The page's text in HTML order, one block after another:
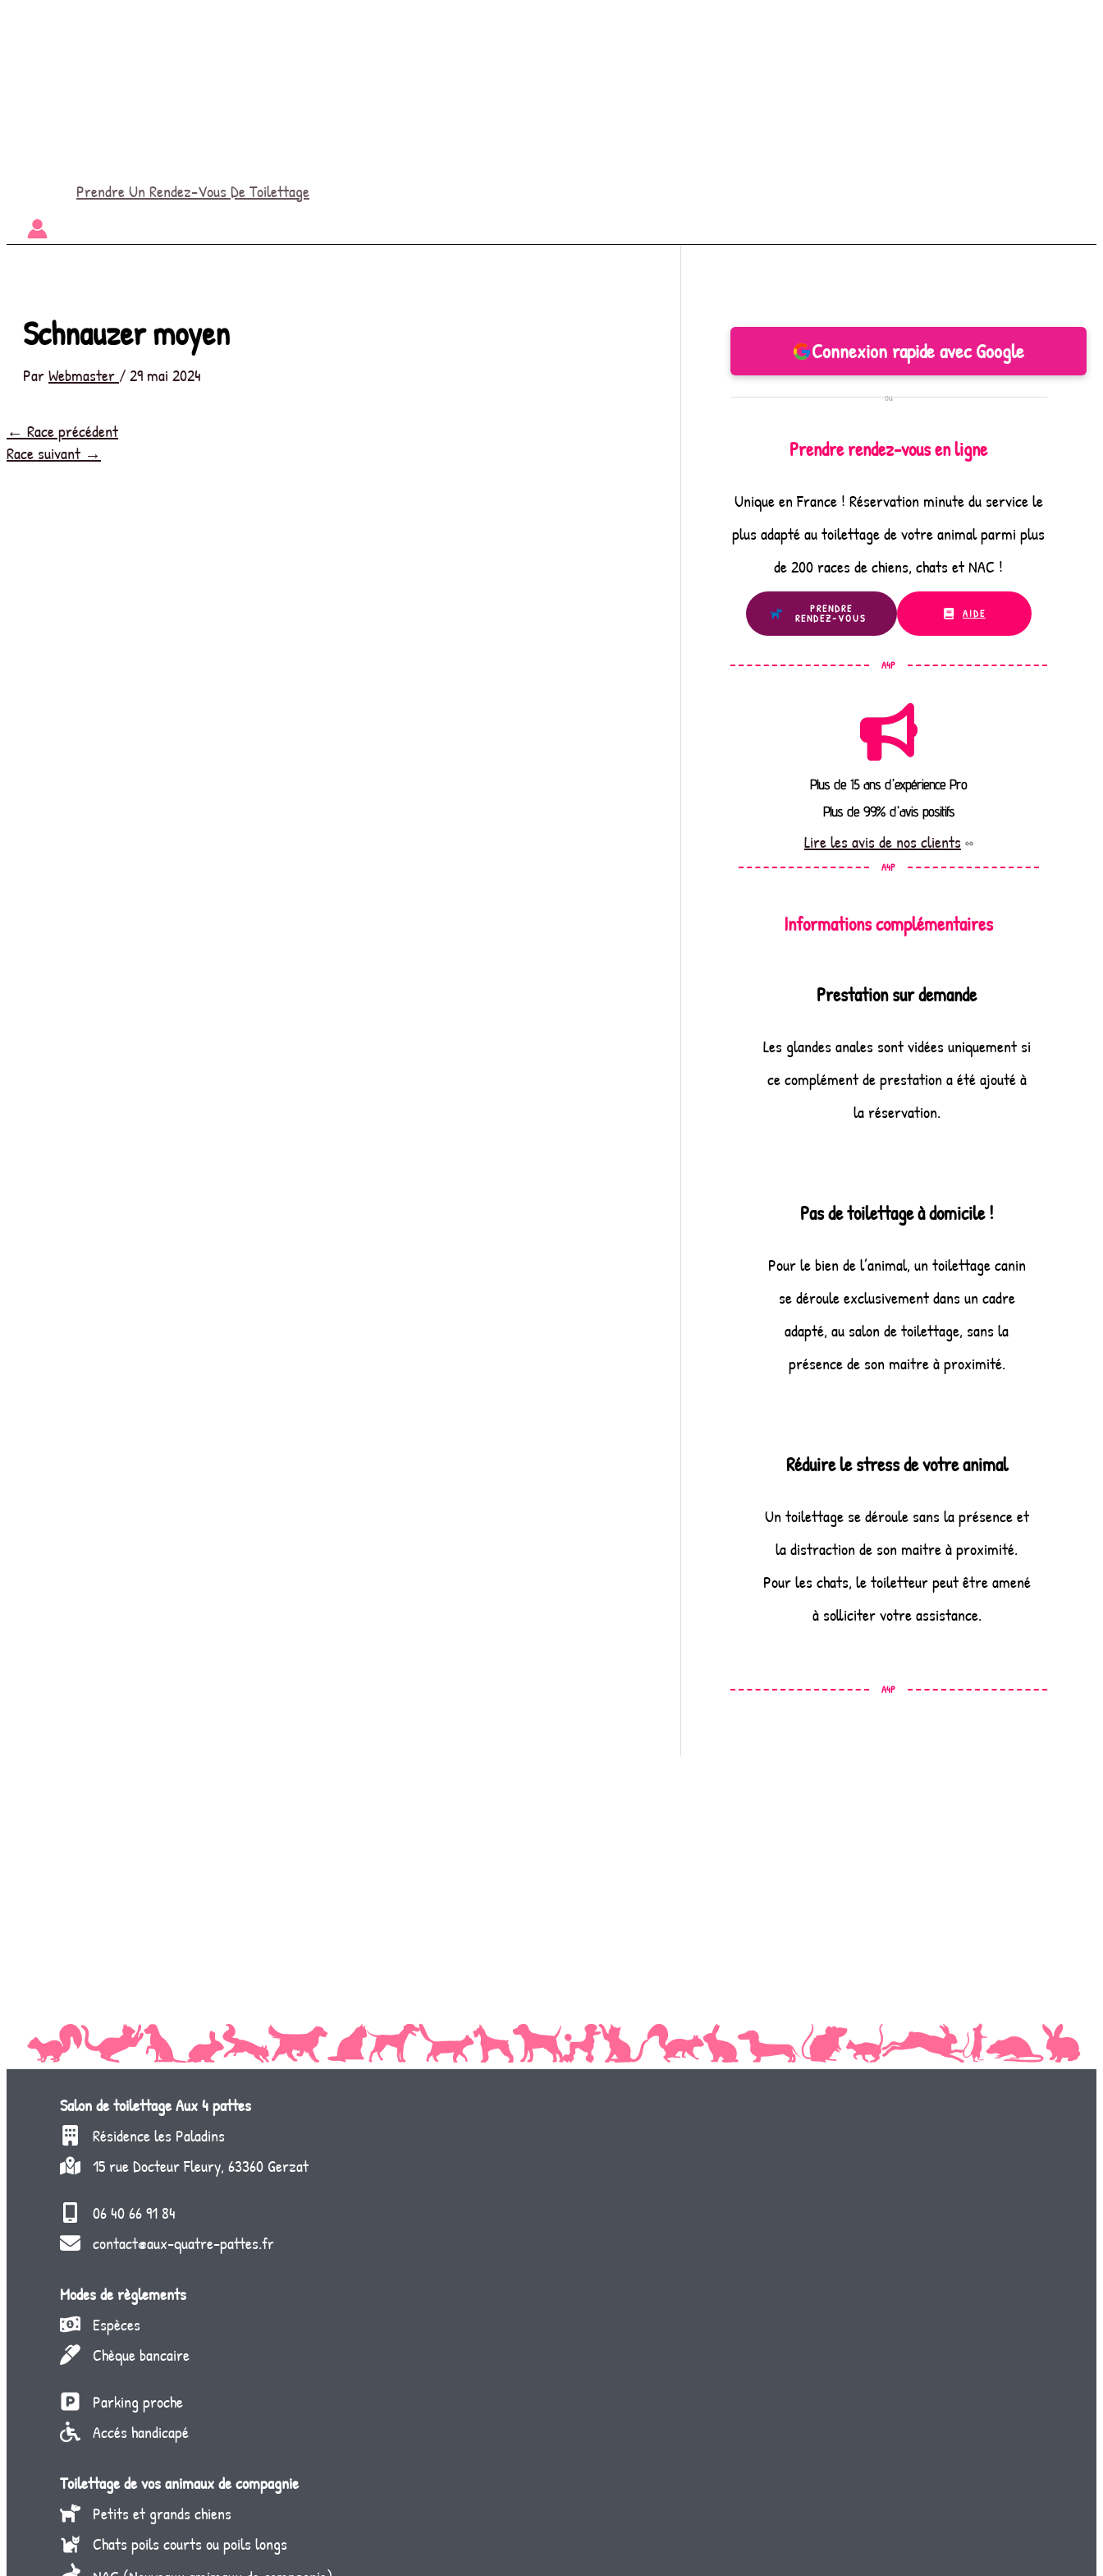
Prendre Un Rendez-Vous De Toilettage
Schnauzer moyen
ParWebmaster /29 mai 2024
← Race précédent
Race suivant →
Connexion rapide avec Google
ou
Prendre rendez-vous en ligne
Unique en France ! Réservation minute du service le
plus adapté au toilettage de votre animal parmi plus
de 200 races de chiens, chats et NAC !
PRENDRE
RENDEZ-VOUS AIDE
A4P
Plus de 15 ans d'expérience Pro
Plus de 99% d'avis positifs
Lire les avis de nos clients
A4P
Informations complémentaires
Prestation sur demande
Les glandes anales sont vidées uniquement si
ce complément de prestation a été ajouté à
la réservation.
Pas de toilettage à domicile !
Pour le bien de l’animal, un toilettage canin
se déroule exclusivement dans un cadre
adapté, au salon de toilettage, sans la
présence de son maitre à proximité.
Réduire le stress de votre animal
Un toilettage se déroule sans la présence et
la distraction de son maitre à proximité.
Pour les chats, le toiletteur peut être amené
à solliciter votre assistance.
A4P
Salon de toilettageAux 4 pattes
Résidence les Paladins
15 rue Docteur Fleury, 63360 Gerzat
06 40 66 91 84
contact@aux-quatre-pattes.fr
Modes de règlements
Espèces
Chèque bancaire
Parking proche
Accés handicapé
Toilettage de vos animaux de compagnie
Petits et grands chiens
Chats poils courts ou poils longs